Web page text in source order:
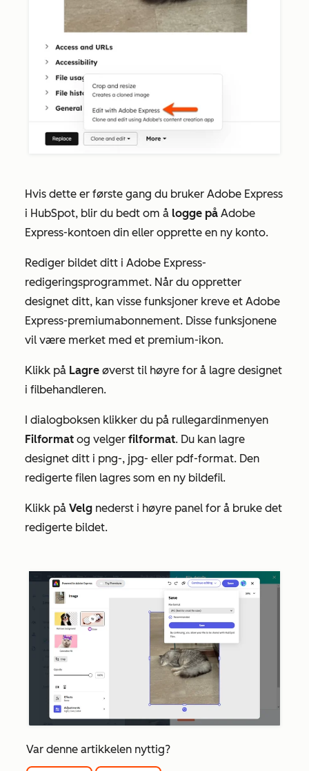
Hvis dette er første gang du bruker Adobe Express
i HubSpot, blir du bedt om å logge på Adobe
Express-kontoen din eller opprette en ny konto.
Rediger bildet ditt i Adobe Express-
redigeringsprogrammet. Når du oppretter
designet ditt, kan visse funksjoner kreve et Adobe
Express-premiumabonnement. Disse funksjonene
vil være merket med et premium-ikon.
Klikk på Lagre øverst til høyre for å lagre designet
i filbehandleren.
I dialogboksen klikker du på rullegardinmenyen
Filformat og velger filformat. Du kan lagre
designet ditt i png-, jpg- eller pdf-format. Den
redigerte filen lagres som en ny bildefil.
Klikk på Velg nederst i høyre panel for å bruke det
redigerte bildet.
Var denne artikkelen nyttig?